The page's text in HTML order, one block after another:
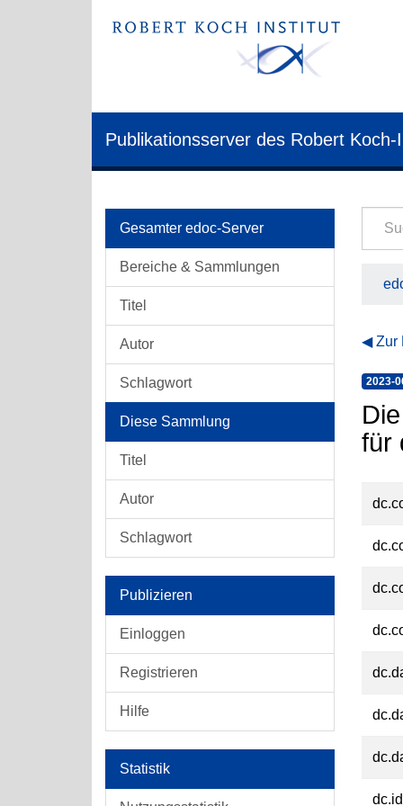
Publikationsserver des Robert Koch-
Gesamter edoc-Server
Bereiche & Sammlungen
Titel
Autor
Schlagwort
Diese Sammlung
Titel
Autor
Schlagwort
Publizieren
Einloggen
Registrieren
Hilfe
Statistik
Zur
2023-
für